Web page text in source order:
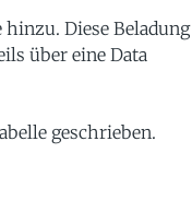
hinzu. Diese Beladung
über eine Data
geschrieben.